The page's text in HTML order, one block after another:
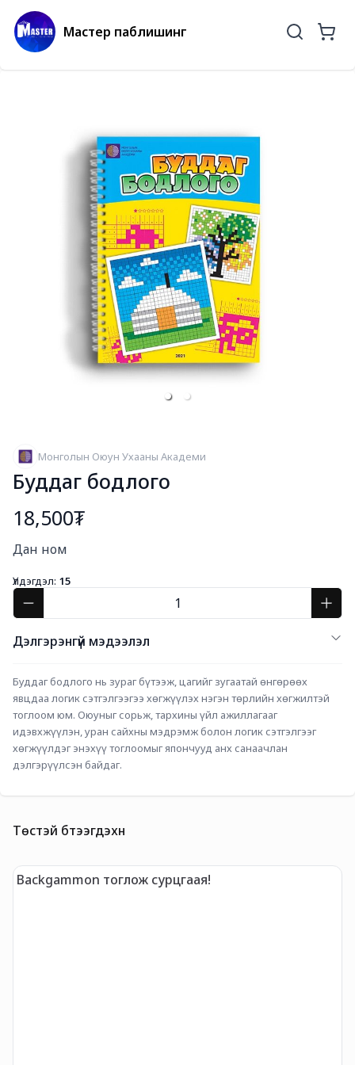
Мастер паблишинг
Монголын Оюун Ухааны Академи
Буддаг бодлого
18,500₮
Дан ном
Үлдэгдэл: 15
Дэлгэрэнгүй мэдээлэл
Буддаг бодлого нь зураг бүтээж, цагийг зугаатай өнгөрөөх
явцдаа логик сэтгэлгээгээ хөгжүүлэх нэгэн төрлийн хөгжилтэй
тоглоом юм. Оюуныг сорьж, тархины үйл ажиллагааг
идэвхжүүлэн, уран сайхны мэдрэмж болон логик сэтгэлгээг
хөгжүүлдэг энэхүү тоглоомыг япончууд анх санаачлан
дэлгэрүүлсэн байдаг.
Төстэй бүтээгдэхүүн
Backgammon тоглож сурцгаая!